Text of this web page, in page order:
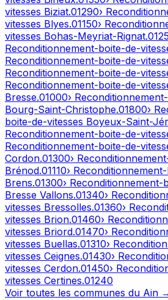
vitesses Biziat.01290›
vitesses Blyes.01150›
vitesses Bohas-Meyriat-Rignat.
Reconditionnement-boite-de-
Reconditionnement-boite-de-
Reconditionnement-boite-de-
Reconditionnement-boite-de-
Bresse.01000›
Bourg-Saint-Christophe.01800›
boite-de-vitesses Boyeux-Saint-
Reconditionnement-boite-de-
Reconditionnement-boite-de-
Cordon.01300›
Brénod.01110›
Brens.01300› Reconditionnement-
Bresse Vallons.01340›
vitesses Bressolles.01360›
vitesses Brion.01460›
vitesses Briord.01470›
vitesses Buellas.01310›
vitesses Ceignes.01430›
vitesses Cerdon.01450›
vitesses Certines.01240
Voir toutes les communes du Ain